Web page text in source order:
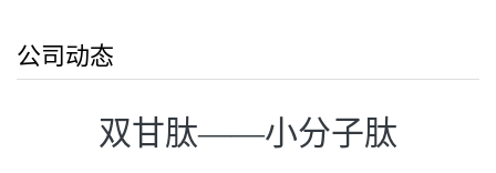
公司动态
双甘肽——小分子肽